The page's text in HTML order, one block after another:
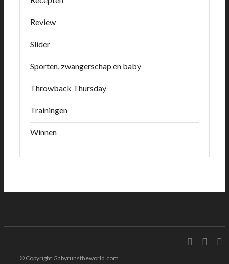
Review
Slider
Sporten, zwangerschap en baby
Throwback Thursday
Trainingen
Winnen
© Copyright Gabyrunstheworld.com